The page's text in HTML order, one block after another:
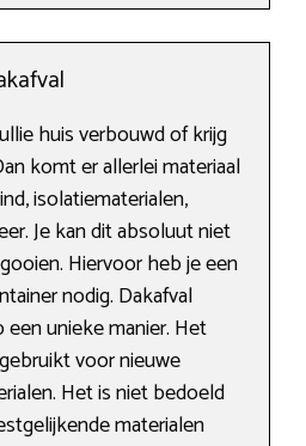
huis verbouwd of krijg
komt er allerlei materiaal
isolatiematerialen,
Je kan dit absoluut niet
Hiervoor heb je een
nodig. Dakafval
unieke manier. Het
voor nieuwe
Het is niet bedoeld
materialen